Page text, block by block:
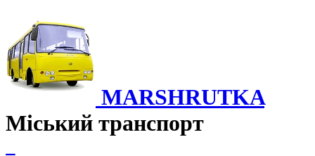
MARSHRUTKA
Міський транспорт